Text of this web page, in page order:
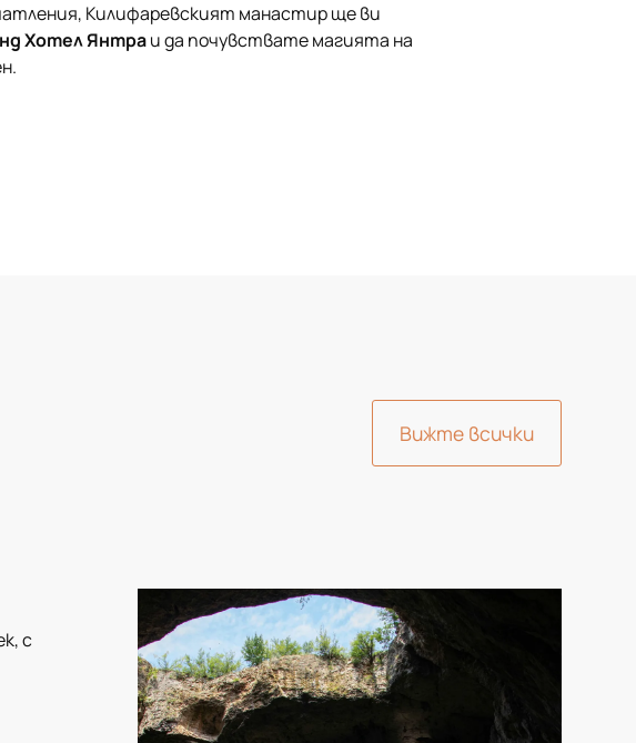
Килифаревският манастир ще ви
Хотел Янтраи да почувствате магията на
Вижте всички
с